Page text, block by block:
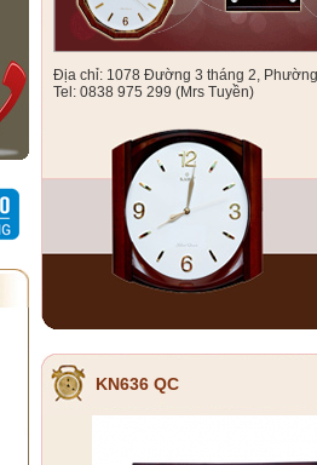
Địa chỉ: 1078 Đường 3 tháng 2, Phường
Tel: 0838 975 299 (Mrs Tuyền)
KN636 QC